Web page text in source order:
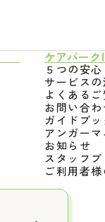
ケアパーク
５つの安心
サービス
よくある
お問い合
ガイドブ
アンガー
お知らせ
スタッフ
ご利用者